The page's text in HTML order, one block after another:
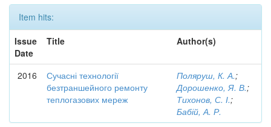
Item hits:
Issue
Date
Title Author(s)
2016
Сучасні технології
безтраншейного ремонту
теплогазових мереж
Поляруш, К. А.;
Дорошенко, Я. В.;
Тихонов, С. І.;
Бабій, А. Р.